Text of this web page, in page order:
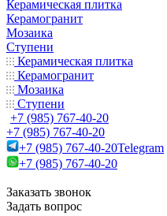
Керамическая плитка
Керамогранит
Мозаика
Ступени
Керамическая плитка
Керамогранит
Мозаика
Ступени
+7 (985) 767-40-20
+7 (985) 767-40-20
+7 (985) 767-40-20Telegram
+7 (985) 767-40-20
Заказать звонок
Задать вопрос